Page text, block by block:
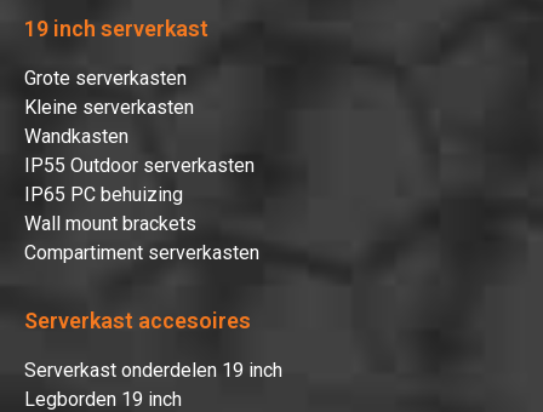
19 inch serverkast
Grote serverkasten
Kleine serverkasten
Wandkasten
IP55 Outdoor serverkasten
IP65 PC behuizing
Wall mount brackets
Compartiment serverkasten
Serverkast accesoires
Serverkast onderdelen 19 inch
Legborden 19 inch